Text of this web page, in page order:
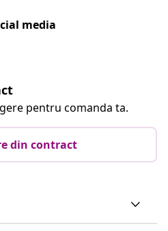
media
pentru comanda ta.
din contract